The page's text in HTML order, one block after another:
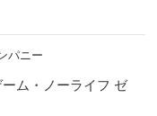
パニー
ム・ノーライフ ゼ